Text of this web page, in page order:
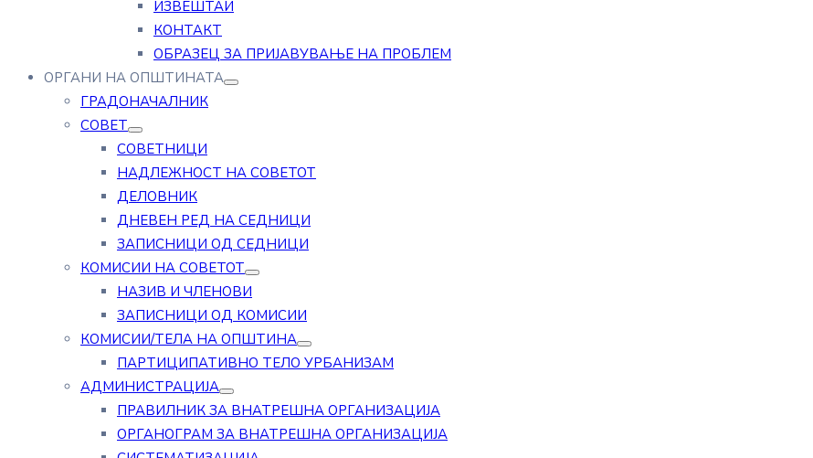
ИЗВЕШТАИ
КОНТАКТ
ОБРАЗЕЦ ЗА ПРИЈАВУВАЊЕ НА ПРОБЛЕМ
ОРГАНИ НА ОПШТИНАТА
ГРАДОНАЧАЛНИК
СОВЕТ
СОВЕТНИЦИ
НАДЛЕЖНОСТ НА СОВЕТОТ
ДЕЛОВНИК
ДНЕВЕН РЕД НА СЕДНИЦИ
ЗАПИСНИЦИ ОД СЕДНИЦИ
КОМИСИИ НА СОВЕТОТ
НАЗИВ И ЧЛЕНОВИ
ЗАПИСНИЦИ ОД КОМИСИИ
КОМИСИИ/ТЕЛА НА ОПШТИНА
ПАРТИЦИПАТИВНО ТЕЛО УРБАНИЗАМ
АДМИНИСТРАЦИЈА
ПРАВИЛНИК ЗА ВНАТРЕШНА ОРГАНИЗАЦИЈА
ОРГАНОГРАМ ЗА ВНАТРЕШНА ОРГАНИЗАЦИЈА